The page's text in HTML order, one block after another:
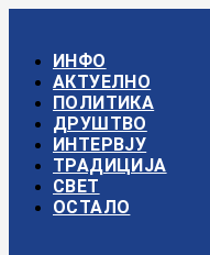
садржајИНФО
АКТУЕЛНО
ПОЛИТИКА
ДРУШТВО
ИНТЕРВЈУ
ТРАДИЦИЈА
СВЕТ
ОСТАЛО